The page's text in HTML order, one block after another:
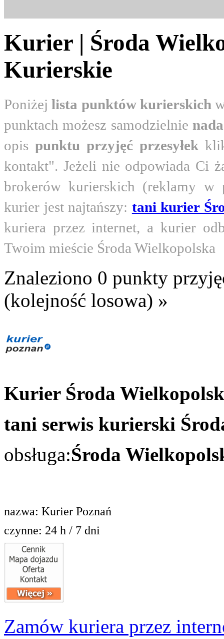
Kurier | Środa
Kurierskie
Poniżejlista punktów kurierskich
punktach możesz samodzielnie
opispunktu przyjęć przesyłek
kontakt". Jeżeli nie odpowiada Ci
brokerów kurierskich (reklamy
kurier jest najtańszy: tani kurier
kuriera przez internet, a kurier
Twoim mieście Środa Wielkopolska
Znaleziono 0 punkty
(kolejność losowa) »
Kurier Środa
tani serwis kurierski
obsługa:Środa
nazwa: Kurier Poznań
czynne: 24 h / 7 dni
Zamów kuriera przez